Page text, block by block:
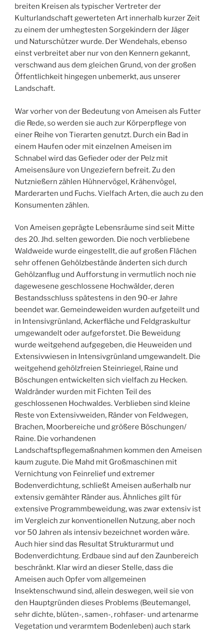
breiten Kreisen als typischer Vertreter der
Kulturlandschaft gewerteten Art innerhalb kurzer Zeit
zu einem der umhegtesten Sorgekindern der Jäger
und Naturschützer wurde. Der Wendehals, ebenso
einst verbreitet aber nur von den Kennern gekannt,
verschwand aus dem gleichen Grund, von der großen
Öffentlichkeit hingegen unbemerkt, aus unserer
Landschaft.
War vorher von der Bedeutung von Ameisen als Futter
die Rede, so werden sie auch zur Körperpflege von
einer Reihe von Tierarten genutzt. Durch ein Bad in
einem Haufen oder mit einzelnen Ameisen im
Schnabel wird das Gefieder oder der Pelz mit
Ameisensäure von Ungeziefern befreit. Zu den
Nutznießern zählen Hühnervögel, Krähenvögel,
Marderarten und Fuchs. Vielfach Arten, die auch zu den
Konsumenten zählen.
Von Ameisen geprägte Lebensräume sind seit Mitte
des 20. Jhd. selten geworden. Die noch verbliebene
Waldweide wurde eingestellt, die auf großen Flächen
sehr offenen Gehölzbestände änderten sich durch
Gehölzanflug und Aufforstung in vermutlich noch nie
dagewesene geschlossene Hochwälder, deren
Bestandsschluss spätestens in den 90-er Jahre
beendet war. Gemeindeweiden wurden aufgeteilt und
in Intensivgrünland, Ackerfläche und Feldgraskultur
umgewandelt oder aufgeforstet. Die Beweidung
wurde weitgehend aufgegeben, die Heuweiden und
Extensivwiesen in Intensivgrünland umgewandelt. Die
weitgehend gehölzfreien Steinriegel, Raine und
Böschungen entwickelten sich vielfach zu Hecken.
Waldränder wurden mit Fichten Teil des
geschlossenen Hochwaldes. Verblieben sind kleine
Reste von Extensivweiden, Ränder von Feldwegen,
Brachen, Moorbereiche und größere Böschungen/
Raine. Die vorhandenen
Landschaftspflegemaßnahmen kommen den Ameisen
kaum zugute. Die Mahd mit Großmaschinen mit
Vernichtung von Feinrelief und extremer
Bodenverdichtung, schließt Ameisen außerhalb nur
extensiv gemähter Ränder aus. Ähnliches gilt für
extensive Programmbeweidung, was zwar extensiv ist
im Vergleich zur konventionellen Nutzung, aber noch
vor 50 Jahren als intensiv bezeichnet worden wäre.
Auch hier sind das Resultat Strukturarmut und
Bodenverdichtung. Erdbaue sind auf den Zaunbereich
beschränkt. Klar wird an dieser Stelle, dass die
Ameisen auch Opfer vom allgemeinen
Insektenschwund sind, allein deswegen, weil sie von
den Hauptgründen dieses Problems (Beutemangel,
sehr dichte, blüten-, samen-, rohfaser- und artenarme
Vegetation und verarmtem Bodenleben) auch stark